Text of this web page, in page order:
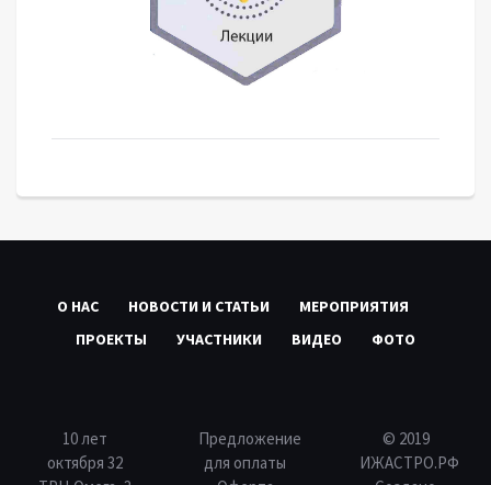
О НАС НОВОСТИ И СТАТЬИ
МЕРОПРИЯТИЯ
ПРОЕКТЫ
УЧАСТНИКИ ВИДЕО ФОТО
10 лет
октября 32
Предложение
для оплаты
© 2019
ИЖАСТРО.РФ